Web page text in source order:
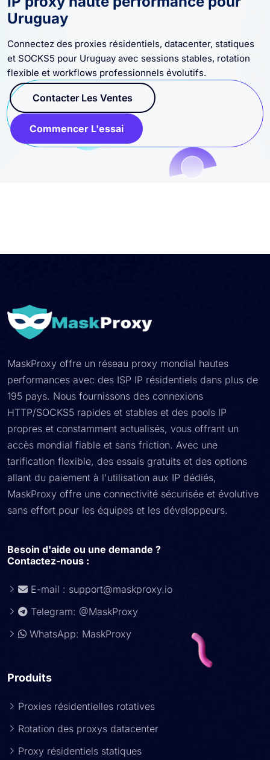
Uruguay
Connectez des proxies résidentiels, datacenter, statiques
et SOCKS5 pour Uruguay avec sessions stables, rotation
flexible et workflows professionnels évolutifs.
Contacter Les Ventes
Commencer L'essai
MaskProxy offre un réseau proxy mondial hautes
performances avec des ISP IP résidentiels dans plus de
195 pays. Nous fournissons des connexions
HTTP/SOCKS5 rapides et stables et des pools IP
propres et constamment actualisés, vous offrant un
accès mondial fiable et sans friction. Avec une
tarification flexible, des essais gratuits et des options
allant du paiement à l'utilisation aux IP dédiés,
MaskProxy offre une connectivité sécurisée et évolutive
sans effort pour les équipes et les développeurs.
Besoin d'aide ou une demande ?
Contactez-nous :
E-mail : support@maskproxy.io
Telegram: @MaskProxy
WhatsApp: MaskProxy
Produits
Proxies résidentielles rotatives
Rotation des proxys datacenter
Proxy résidentiels statiques